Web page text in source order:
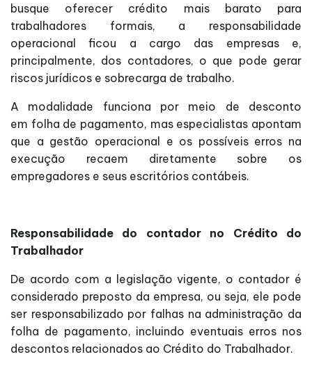
busque oferecer crédito mais barato para
trabalhadores formais, a responsabilidade
operacional ficou a cargo das empresas e,
principalmente, dos contadores, o que pode gerar
riscos jurídicos e sobrecarga de trabalho.
A modalidade funciona por meio de desconto
em folha de pagamento, mas especialistas apontam
que a gestão operacional e os possíveis erros na
execução recaem diretamente sobre os
empregadores e seus escritórios contábeis.
Responsabilidade do contador no Crédito do
Trabalhador
De acordo com a legislação vigente, o contador é
considerado preposto da empresa, ou seja, ele pode
ser responsabilizado por falhas na administração da
folha de pagamento, incluindo eventuais erros nos
descontos relacionados ao Crédito do Trabalhador.